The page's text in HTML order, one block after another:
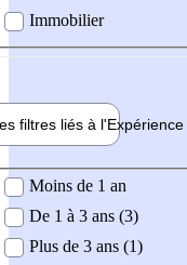
Immobilier
filtres liés à l'Expérience
demandée
Moins de 1 an
De 1 à 3 ans (3)
Plus de 3 ans (1)